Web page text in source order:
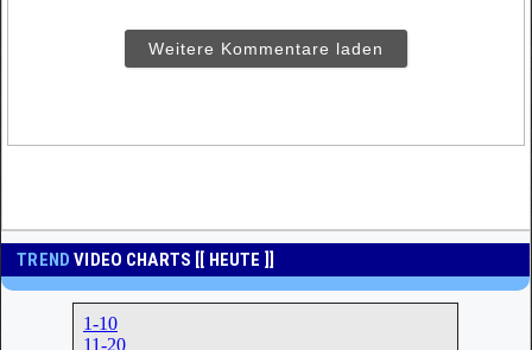
Weitere Kommentare laden
TRENDVIDEO CHARTS [[ HEUTE ]]